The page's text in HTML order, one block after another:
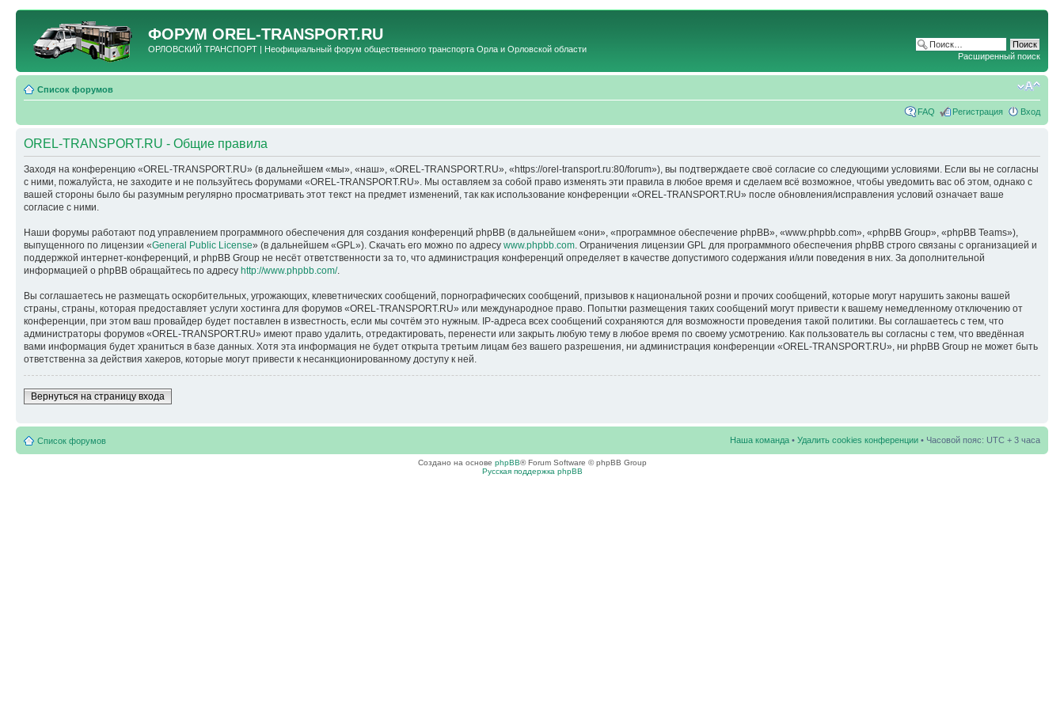
ФОРУМ OREL-TRANSPORT.RU
ОРЛОВСКИЙ ТРАНСПОРТ | Неофициальный форум общественного транспорта Орла и Орловской области
Расширенный поиск
Список форумов
FAQ Регистрация Вход
OREL-TRANSPORT.RU - Общие правила
Заходя на конференцию «OREL-TRANSPORT.RU» (в дальнейшем «мы», «наш», «OREL-TRANSPORT.RU», «https://orel-transport.ru:80/forum»), вы подтверждаете своё согласие со следующими условиями. Если вы не согласны
с ними, пожалуйста, не заходите и не пользуйтесь форумами «OREL-TRANSPORT.RU». Мы оставляем за собой право изменять эти правила в любое время и сделаем всё возможное, чтобы уведомить вас об этом, однако с
вашей стороны было бы разумным регулярно просматривать этот текст на предмет изменений, так как использование конференции «OREL-TRANSPORT.RU» после обновления/исправления условий означает ваше
согласие с ними.
Наши форумы работают под управлением программного обеспечения для создания конференций phpBB (в дальнейшем «они», «программное обеспечение phpBB», «www.phpbb.com», «phpBB Group», «phpBB Teams»),
выпущенного по лицензии «General Public License» (в дальнейшем «GPL»). Скачать его можно по адресу www.phpbb.com . Ограничения лицензии GPL для программного обеспечения phpBB строго связаны с организацией и
поддержкой интернет-конференций, и phpBB Group не несёт ответственности за то, что администрация конференций определяет в качестве допустимого содержания и/или поведения в них. За дополнительной
информацией о phpBB обращайтесь по адресу http://www.phpbb.com/.
Вы соглашаетесь не размещать оскорбительных, угрожающих, клеветнических сообщений, порнографических сообщений, призывов к национальной розни и прочих сообщений, которые могут нарушить законы вашей
страны, страны, которая предоставляет услуги хостинга для форумов «OREL-TRANSPORT.RU» или международное право. Попытки размещения таких сообщений могут привести к вашему немедленному отключению от
конференции, при этом ваш провайдер будет поставлен в известность, если мы сочтём это нужным. IP-адреса всех сообщений сохраняются для возможности проведения такой политики. Вы соглашаетесь с тем, что
администраторы форумов «OREL-TRANSPORT.RU» имеют право удалить, отредактировать, перенести или закрыть любую тему в любое время по своему усмотрению. Как пользователь вы согласны с тем, что введённая
вами информация будет храниться в базе данных. Хотя эта информация не будет открыта третьим лицам без вашего разрешения, ни администрация конференции «OREL-TRANSPORT.RU», ни phpBB Group не может быть
ответственна за действия хакеров, которые могут привести к несанкционированному доступу к ней.
Вернуться на страницу входа
Список форумов Наша команда • Удалить cookies конференции • Часовой пояс: UTC + 3 часа
Создано на основе phpBB® Forum Software © phpBB Group
Русская поддержка phpBB